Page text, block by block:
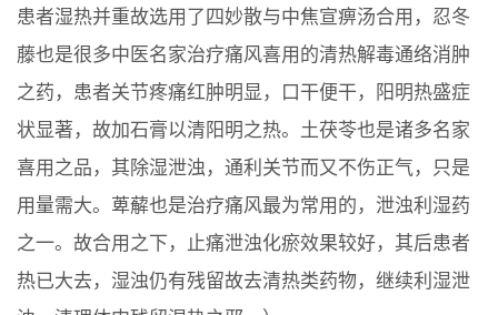
患者湿热并重故选用了四妙散与中焦宣痹汤合用，忍冬
藤也是很多中医名家治疗痛风喜用的清热解毒通络消肿
之药，患者关节疼痛红肿明显，口干便干，阳明热盛症
状显著，故加石膏以清阳明之热。土茯苓也是诸多名家
喜用之品，其除湿泄浊，通利关节而又不伤正气，只是
用量需大。萆薢也是治疗痛风最为常用的，泄浊利湿药
之一。故合用之下，止痛泄浊化瘀效果较好，其后患者
热已大去，湿浊仍有残留故去清热类药物，继续利湿泄